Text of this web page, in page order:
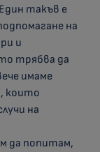
такъв е
на
и
трябва да
имаме
които
на
да попитам,